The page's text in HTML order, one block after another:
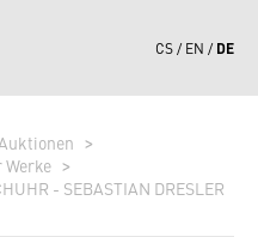
CS EN DE
- SEBASTIAN DRESLER